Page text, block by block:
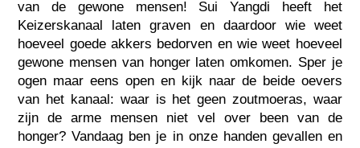
van de gewone mensen! Sui Yangdi heeft het
Keizerskanaal laten graven en daardoor wie weet
hoeveel goede akkers bedorven en wie weet hoeveel
gewone mensen van honger laten omkomen. Sper je
ogen maar eens open en kijk naar de beide oevers
van het kanaal: waar is het geen zoutmoeras, waar
zijn de arme mensen niet vel over been van de
honger? Vandaag ben je in onze handen gevallen en